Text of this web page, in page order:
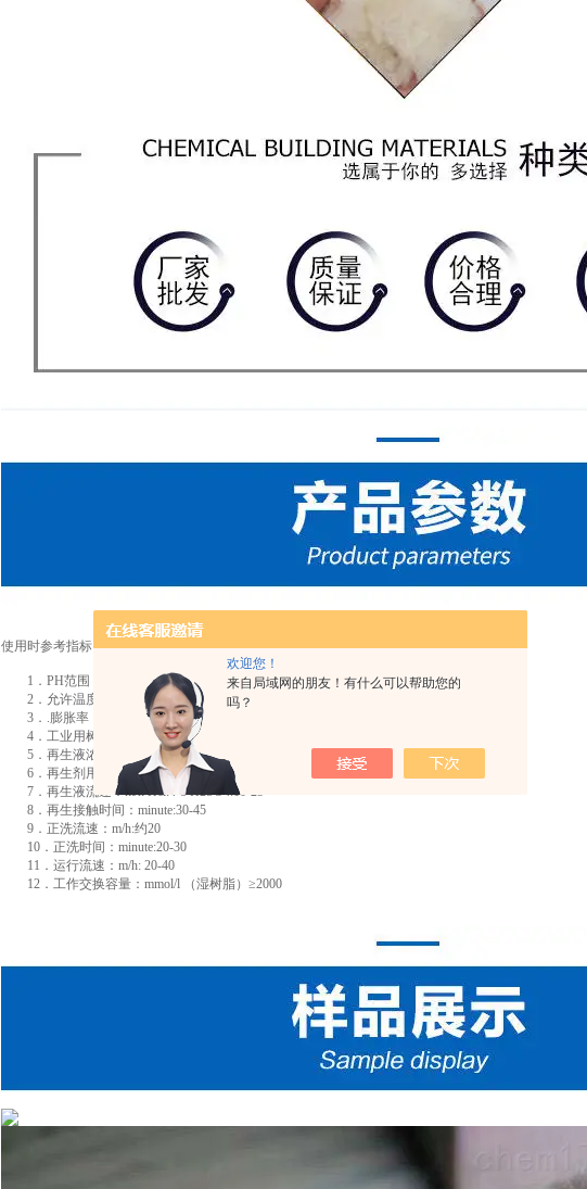
欢迎您！
来自局域网的朋友！有什么可以帮助您的
吗？
使用时参考指标：
1．PH范围：5-14
2．允许温度（℃） ≤100
3．.膨胀率：% (H+→Na+)≤65
4．工业用树脂层高度：m 0.8-2.0
5．再生液浓度：%Hcl:3-6 H2SO4:0.5-1
6．再生剂用量（按计），kg/m3 湿树脂：HCL 40-60 H2SO4 80-120
7．再生液流速：m/h Hcl:4-8 H2SO4:10-25
8．再生接触时间：minute:30-45
9．正洗流速：m/h:约20
10．正洗时间：minute:20-30
11．运行流速：m/h: 20-40
12．工作交换容量：mmol/l （湿树脂）≥2000